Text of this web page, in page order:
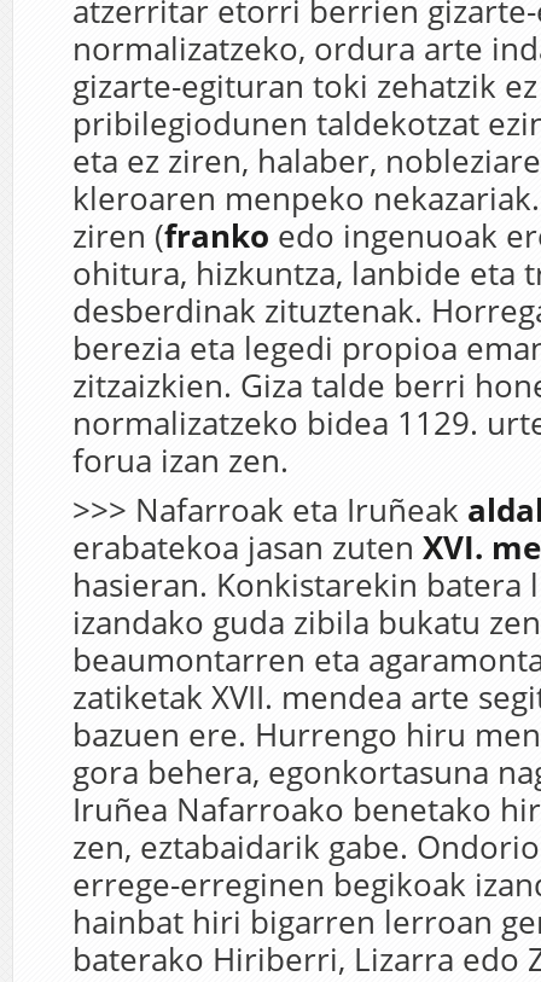
atzerritar etorri berrien
normalizatzeko, ordura arte
gizarte-egituran toki zehatzik
pribilegiodunen taldekotzat
eta ez ziren, halaber,
kleroaren menpeko
ziren (franko edo ingenuoak
ohitura, hizkuntza, lanbide eta
desberdinak zituztenak.
berezia eta legedi propioa
zitzaizkien. Giza talde berri
normalizatzeko bidea 1129.
forua izan zen.
>>> Nafarroak eta Iruñeak
erabatekoa jasan zuten XVI.
hasieran. Konkistarekin batera
izandako guda zibila bukatu
beaumontarren eta
zatiketak XVII. mendea arte
bazuen ere. Hurrengo hiru
gora behera, egonkortasuna
Iruñea Nafarroako benetako
zen, eztabaidarik gabe.
errege-erreginen begikoak
hainbat hiri bigarren lerroan
baterako Hiriberri, Lizarra edo